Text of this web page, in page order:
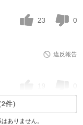
23 0
違反報告
件）
ありません。